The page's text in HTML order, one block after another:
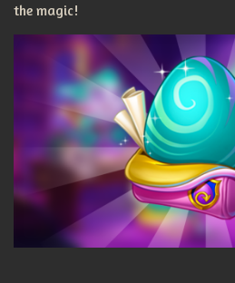
the magic!